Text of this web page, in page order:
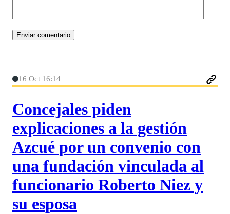
16 Oct 16:14
Concejales piden
explicaciones a la gestión
Azcué por un convenio con
una fundación vinculada al
funcionario Roberto Niez y
su esposa